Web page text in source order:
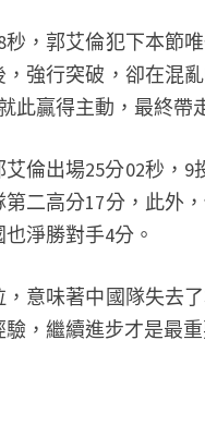
郭艾倫犯下本節唯
強行突破，卻在混
此贏得主動，最終帶
出場25分02秒，9
二高分17分，此外
淨勝對手4分。
味著中國隊失去了
，繼續進步才是最